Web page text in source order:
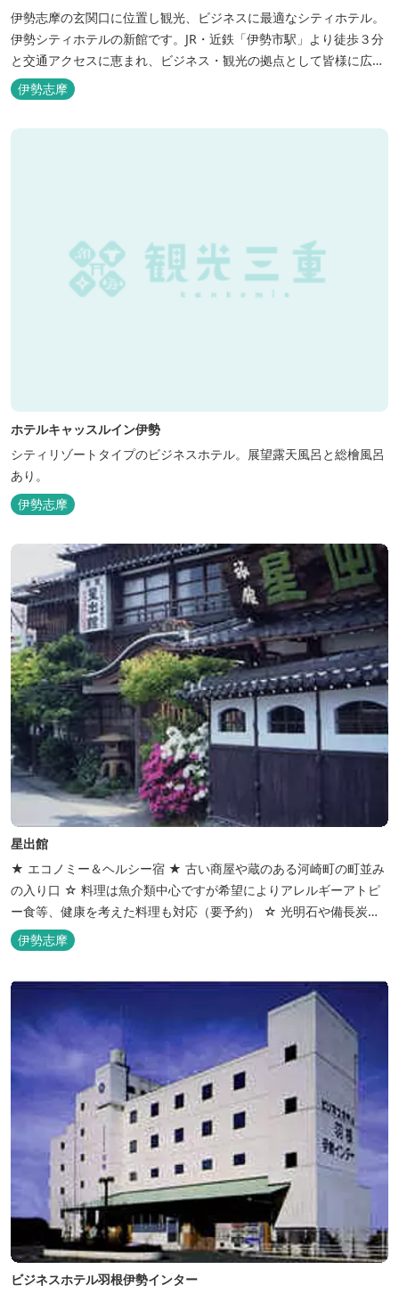
伊勢志摩の玄関口に位置し観光、ビジネスに最適なシティホテル。
伊勢シティホテルの新館です。JR・近鉄「伊勢市駅」より徒歩３分
と交通アクセスに恵まれ、ビジネス・観光の拠点として皆様に広く
ご利用いただいております。１階には、しゃぶしゃぶと日本料理の
「伊勢みやび」があります。
伊勢志摩
ホテルキャッスルイン伊勢
シティリゾートタイプのビジネスホテル。展望露天風呂と総檜風呂
あり。
伊勢志摩
星出館
★ エコノミー＆ヘルシー宿 ★ 古い商屋や蔵のある河崎町の町並み
の入り口 ☆ 料理は魚介類中心ですが希望によりアレルギーアトピ
ー食等、健康を考えた料理も対応（要予約） ☆ 光明石や備長炭を
設置した青森ヒバと信楽焼のお風呂で心身のリフレッシュを！
【Japanese Inn Group 会員です】
伊勢志摩
ビジネスホテル羽根伊勢インター